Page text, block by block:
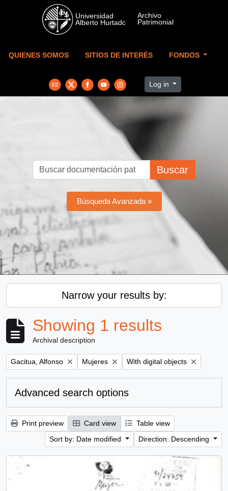
Skip to main content
QUIENES SOMOS SITIOS DE INTERÉS FONDOS
Log in
Buscar
Búsqueda Avanzada »
Narrow your results by:
Showing 1 results
Archival description
Remove filter:
Gacitua, Alfonso Remove filter:
Mujeres Remove filter:
With digital objects
Advanced search options
Print preview Card view
Table view
Sort by: Date modified
Direction: Descending